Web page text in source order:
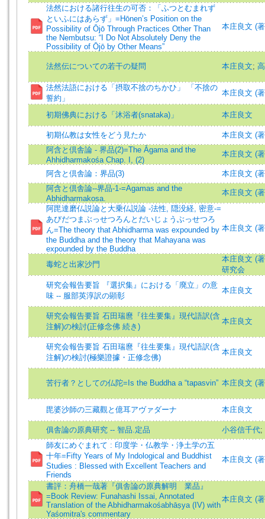
法然における諸行往生の可否：「ふつとむまれず
といふにはあらず」=Hōnen’s Position on the
Possibility of Ōjō Through Practices Other Than
the Nembutsu: “I Do Not Absolutely Deny the
Possibility of Ōjō by Other Means”
本庄良文 (
法然伝についての若干の疑問 本庄良文;
法然法語における「摂取不捨のちかひ」 「不捨の
誓約」
本庄良文 (
初期佛典における「沐浴者(snataka)」 本庄良文
初期仏教は女性をどう見たか
本庄良文 (
阿含と倶舎論 - 界品(2)=The Āgama and the
Ahhidharmakośa Chap. I, (2)
本庄良文 (
阿含と倶舎論：界品(3)
本庄良文 (
阿含と倶舎論--界品-1-=Agamas and the
Abhidharmakosa.
本庄良文 (
阿毘達磨仏説論と大乗仏説論 -法性, 隠没経, 密意-=
あびだつまぶっせつろんとだいじょうぶっせつろ
ん=The theory that Abhidharma was expounded by
the Buddha and the theory that Mahayana was
expounded by the Buddha
本庄良文 (
毒蛇と出家沙門
本庄良文 (
研究会
研究会報告要旨 『選択集』における「廃立」の意
味 -- 服部英淳訳の顕彰
本庄良文
研究会報告要旨 石田瑞麿『往生要集』現代語訳(含
注解)の検討(正修念佛 続き)
本庄良文
研究会報告要旨 石田瑞麿『往生要集』現代語訳(含
注解)の検討(極樂證據・正修念佛)
本庄良文
苦行者？としての仏陀=Is the Buddha a “tapasvin” 本庄良文 (
毘婆沙師の三藏觀と億耳アヴァダーナ 本庄良文
俱舎論の原典研究 -- 智品.定品 小谷信千代;
師友にめぐまれて : 印度学・仏教学・浄土学の五
十年=Fifty Years of My Indological and Buddhist
Studies : Blessed with Excellent Teachers and
Friends
本庄良文 (
書評：舟橋一哉著『俱舎論の原典解明 業品』
=Book Review: Funahashi Issai, Annotated
Translation of the Abhidharmakośabhāṣya (IV) with
Yaśomitra's commentary
本庄良文 (